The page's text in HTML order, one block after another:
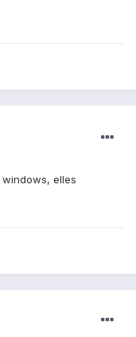
elles